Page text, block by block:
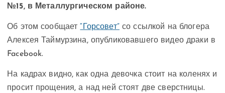
№15, в Металлургическом районе.
Об этом сообщает“Горсовет” со ссылкой на блогера
Алексея Таймурзина, опубликовавшего видео драки в
Facebook.
На кадрах видно, как одна девочка стоит на коленях и
просит прощения, а над ней стоят две сверстницы.